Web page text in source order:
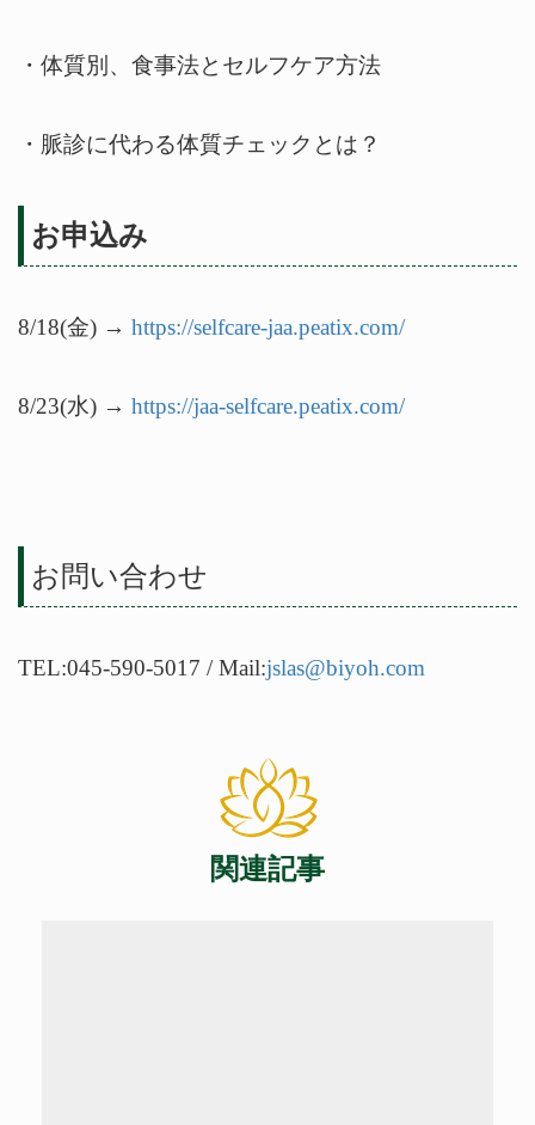
・体質別、食事法とセルフケア方法
・脈診に代わる体質チェックとは？
お申込み
8/18(金) → https://selfcare-jaa.peatix.com/
8/23(水) → https://jaa-selfcare.peatix.com/
お問い合わせ
TEL:045-590-5017 / Mail:jslas@biyoh.com
関連記事